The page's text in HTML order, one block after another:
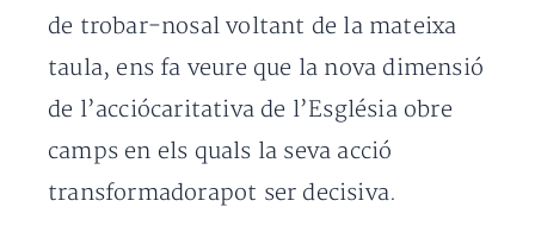
de trobar-nosal voltant de la mateixa
taula, ens fa veure que la nova dimensió
de l’acciócaritativa de l’Església obre
camps en els quals la seva acció
transformadorapot ser decisiva.